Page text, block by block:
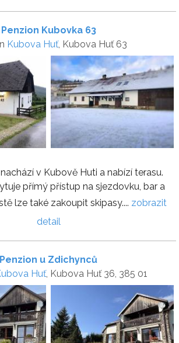
Penzion Kubovka 63
Kubova Huť, Kubova Huť 63
v Kubově Huti a nabízí terasu.
přímý přístup na sjezdovku, bar a
lze také zakoupit skipasy.... zobrazit
detail
Penzion u Zdichynců
Huť, Kubova Huť 36, 385 01